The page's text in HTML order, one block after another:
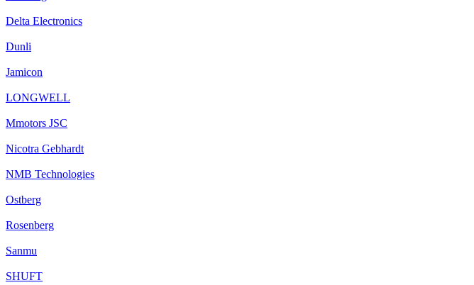
Delta Electronics
Dunli
Jamicon
LONGWELL
Mmotors JSC
Nicotra Gebhardt
NMB Technologies
Ostberg
Rosenberg
Sanmu
SHUFT